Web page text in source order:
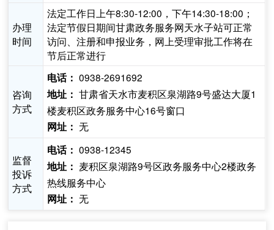
办理
时间
法定工作日上午8:30-12:00，下午14:30-18:00；
法定节假日期间甘肃政务服务网天水子站可正常
访问、注册和申报业务，网上受理审批工作将在
节后正常进行
咨询
方式
电话： 0938-2691692
地址： 甘肃省天水市麦积区泉湖路9号盛达大厦1
楼麦积区政务服务中心16号窗口
网址： 无
监督
投诉
方式
电话： 0938-12345
地址： 麦积区泉湖路9号区政务服务中心2楼政务
热线服务中心
网址： 无